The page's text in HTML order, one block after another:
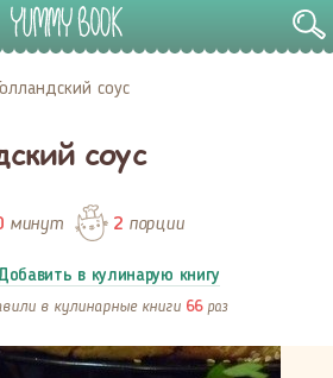
Голландский соус
соус
минут 2порции
в кулинарую книгу
в кулинарные книги 66 раз